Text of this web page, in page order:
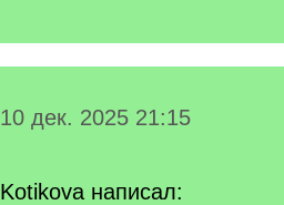
10 дек. 2025 21:15
Kotikova написал: